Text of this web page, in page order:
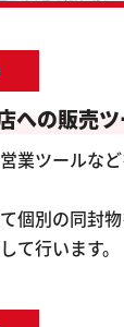
への販売
業ツールな
個別の同封
て行います。